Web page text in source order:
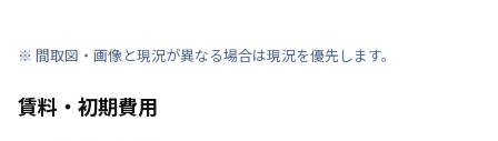
※ 間取図・画像と現況が異なる場合は現況を優先します。
賃料・初期費用